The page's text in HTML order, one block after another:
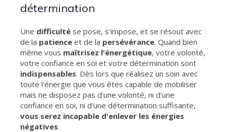
détermination
Une difficulté se pose, s'impose, et se résout avec
de la patience et de la persévérance. Quand bien
même vous maîtrisez l'énergétique, votre volonté,
votre confiance en soi et votre détermination sont
indispensables. Dès lors que réalisez un soin avec
toute l'énergie que vous êtes capable de mobiliser
mais ne disposez pas d'une volonté, ni d'une
confiance en soi, ni d’une détermination suffisante,
vous serez incapable d'enlever les énergies
négatives.